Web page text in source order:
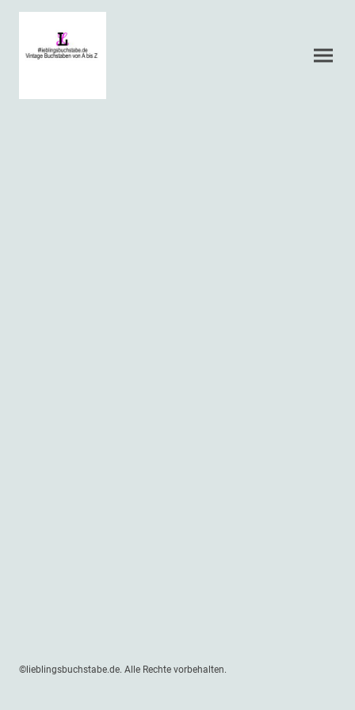
©lieblingsbuchstabe.de. Alle Rechte vorbehalten.